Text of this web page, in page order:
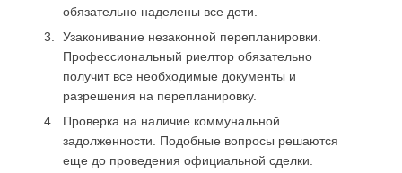
обязательно наделены все дети.
Узаконивание незаконной перепланировки.
Профессиональный риелтор обязательно
получит все необходимые документы и
разрешения на перепланировку.
Проверка на наличие коммунальной
задолженности. Подобные вопросы решаются
еще до проведения официальной сделки.